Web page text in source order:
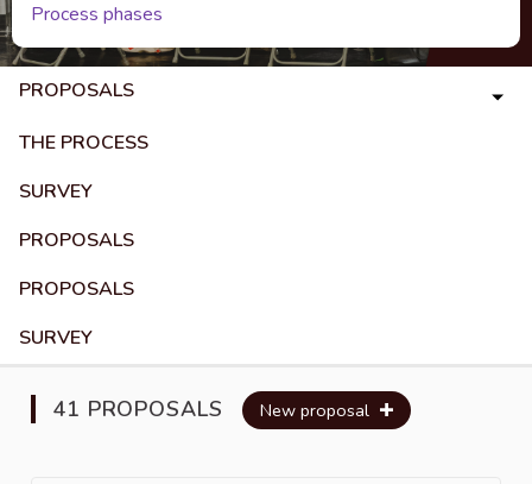
Process phases
PROPOSALS
THE PROCESS
SURVEY
PROPOSALS
PROPOSALS
SURVEY
41 PROPOSALS New proposal